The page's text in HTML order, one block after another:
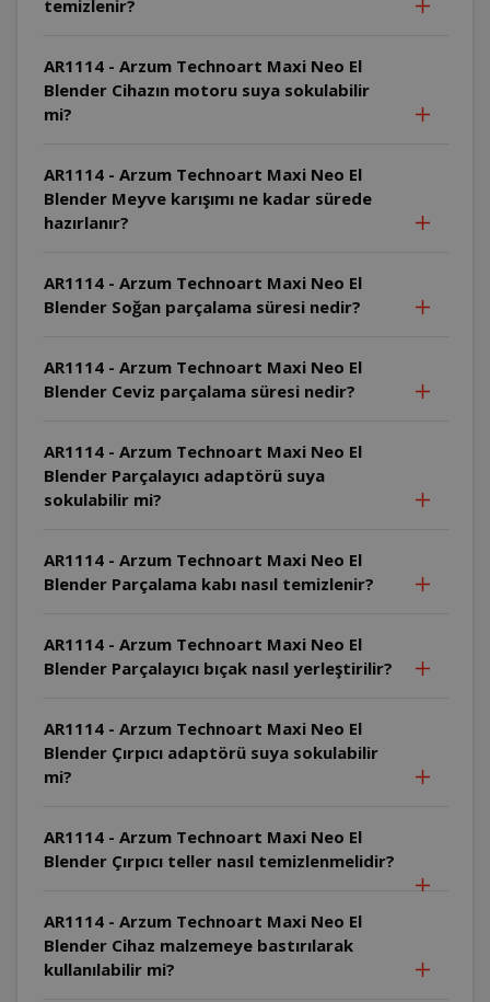
temizlenir?
AR1114 - Arzum Technoart Maxi Neo El
Blender Cihazın motoru suya sokulabilir
mi?
AR1114 - Arzum Technoart Maxi Neo El
Blender Meyve karışımı ne kadar sürede
hazırlanır?
AR1114 - Arzum Technoart Maxi Neo El
Blender Soğan parçalama süresi nedir?
AR1114 - Arzum Technoart Maxi Neo El
Blender Ceviz parçalama süresi nedir?
AR1114 - Arzum Technoart Maxi Neo El
Blender Parçalayıcı adaptörü suya
sokulabilir mi?
AR1114 - Arzum Technoart Maxi Neo El
Blender Parçalama kabı nasıl temizlenir?
AR1114 - Arzum Technoart Maxi Neo El
Blender Parçalayıcı bıçak nasıl yerleştirilir?
AR1114 - Arzum Technoart Maxi Neo El
Blender Çırpıcı adaptörü suya sokulabilir
mi?
AR1114 - Arzum Technoart Maxi Neo El
Blender Çırpıcı teller nasıl temizlenmelidir?
AR1114 - Arzum Technoart Maxi Neo El
Blender Cihaz malzemeye bastırılarak
kullanılabilir mi?